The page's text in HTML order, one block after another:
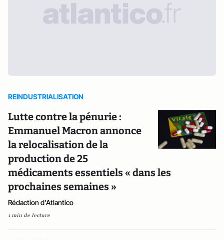
REINDUSTRIALISATION
Lutte contre la pénurie :
Emmanuel Macron annonce
la relocalisation de la
production de 25
médicaments essentiels « dans les
prochaines semaines »
Rédaction d'Atlantico
1 min de lecture